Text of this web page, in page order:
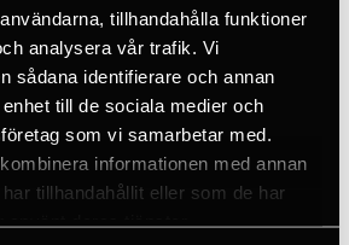
tillhandahålla funktioner
analysera vår trafik. Vi
sådana identifierare och annan
till de sociala medier och
som vi samarbetar med.
informationen med annan
tillhandahållit eller som de har
använt deras tjänster.